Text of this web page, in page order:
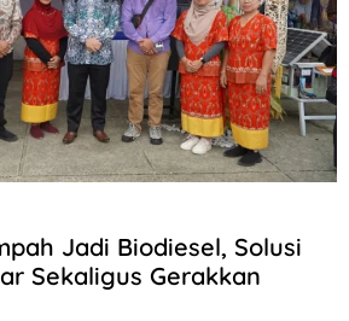
Jadi Biodiesel, Solusi
Sekaligus Gerakkan